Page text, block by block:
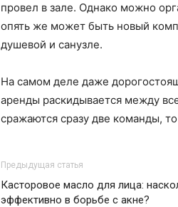
провел в зале. Однако можно
опять же может быть новый
душевой и санузле.
На самом деле даже
аренды раскидывается между
сражаются сразу две команды,
Предыдущая статья
Касторовое масло для лица:
эффективно в борьбе с акне?